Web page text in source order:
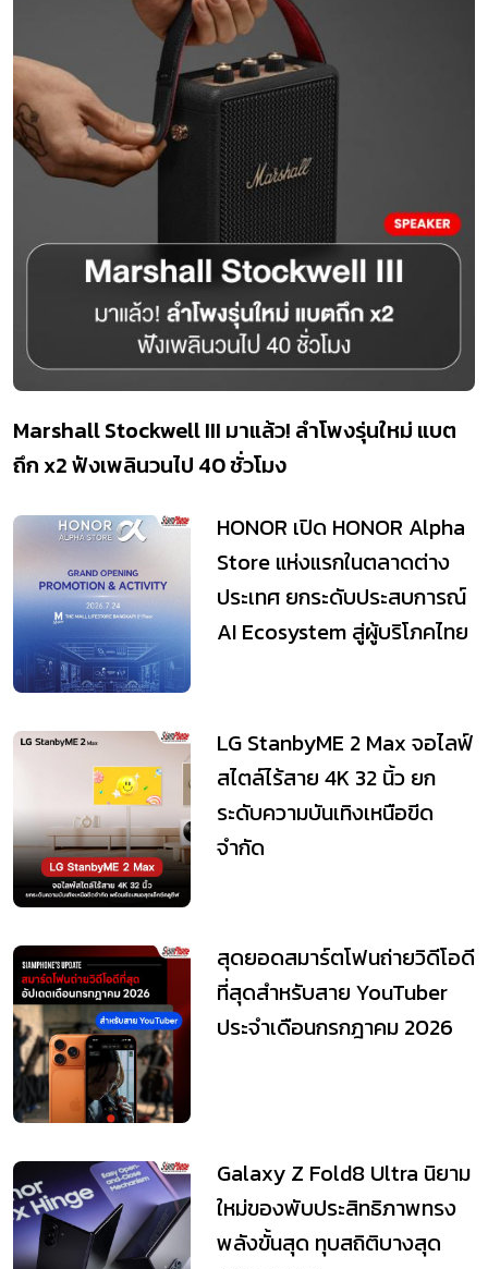
Marshall Stockwell III มาแล้ว! ลำโพงรุ่นใหม่ แบต
ถึก x2 ฟังเพลินวนไป 40 ชั่วโมง
HONOR เปิด HONOR Alpha
Store แห่งแรกในตลาดต่าง
ประเทศ ยกระดับประสบการณ์
AI Ecosystem สู่ผู้บริโภคไทย
LG StanbyME 2 Max จอไลฟ์
สไตล์ไร้สาย 4K 32 นิ้ว ยก
ระดับความบันเทิงเหนือขีด
จำกัด
สุดยอดสมาร์ตโฟนถ่ายวิดีโอดี
ที่สุดสำหรับสาย YouTuber
ประจำเดือนกรกฎาคม 2026
Galaxy Z Fold8 Ultra นิยาม
ใหม่ของพับประสิทธิภาพทรง
พลังขั้นสุด ทุบสถิติบางสุด